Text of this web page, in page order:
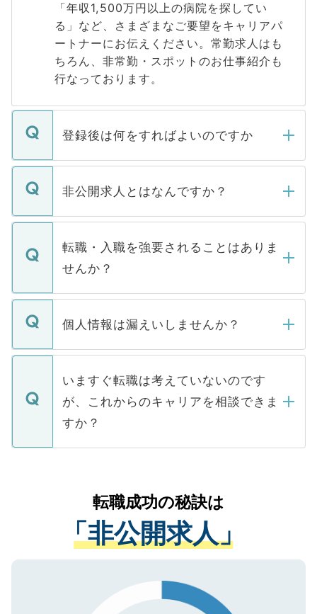
「年収1,500万円以上の病院を探してい
る」など、さまざまなご要望をキャリアパ
ートナーにお伝えください。常勤求人はも
ちろん、非常勤・スポットのお仕事紹介も
行なっております。
登録後は何をすればよいのですか
ご登録いただきましたら、弊社担当者がご
登録内容を確認し、その後メールもしくは
ます。通常、5営業日以内にはご連絡をせて
いただきますので、しばらくお待ちくださ
非公開求人とはなんですか？
マイナビDOCTORで取り扱っている求人の
うち約3割は、Webサイトからご覧いただ
けない「非公開求人」です。非公開求人は
下記の理由によって、一般には公開してい
ません。
■応募殺到を避けるため 人気のある医療機
関を公にしてしまうと、応募が殺到する場
に、医療機関が求める条件に合った人材の
みを人材紹介会社に依頼するケースが増え
ています。
転職・入職を強要されることはありま
せんか？
転職・入職を強要することは一切ありませ
ん。また、仮に応募先から内定をいただい
定を承諾する必要はありません。内定先へ
の辞退の連絡はキャリアパートナーが行い
個人情報は漏えいしませんか？
個人情報が漏えいすることはありませんの
で、ご安心ください。当サイトからの登録
などで収集したご登録者様の個人情報は、
ご本人のキャリアアップおよび転職活動の
支援を目的に使用いたします。お預かりし
ているすべての個人データはご本人の許可
は、個人情報の取り扱いについての厳密な
管理基準を満たした事業者のみに付与され
る、プライバシーマークを取得済みです。
で、機密保持に関してもご安心ください。
いますぐ転職は考えていないのです
が、これからのキャリアを相談できま
すか？
かがいして、現在の医療機関の状況や紹介
経験をまじえながら、適切なアドバイスを
させていただきます。すぐにご転職をされ
ない方には、長期的なサポートが可能です
ので、まずはご登録ください。
転職成功の秘訣は
「非公開求人」